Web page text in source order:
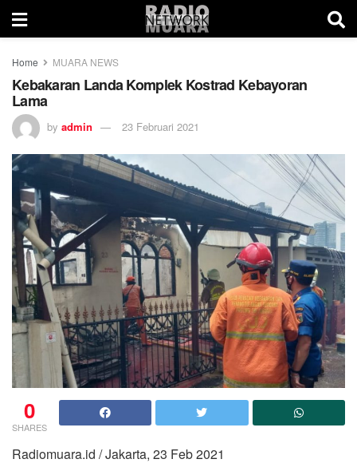
Home MUARA NEWS
Kebakaran Landa Komplek Kostrad Kebayoran
Lama
by admin 23 Februari 2021
0
SHARES
Radiomuara.id / Jakarta, 23 Feb 2021